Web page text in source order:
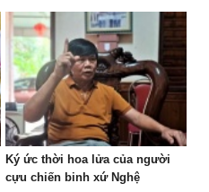
Ký ức thời hoa lửa của người
cựu chiến binh xứ Nghệ